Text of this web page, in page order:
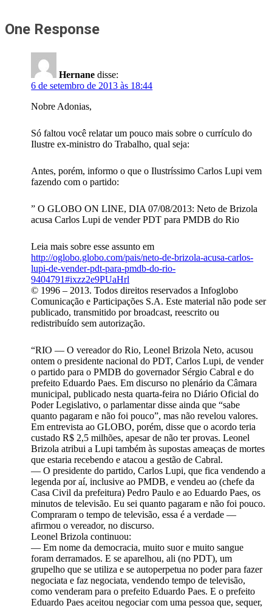
One Response
Hernane disse:
6 de setembro de 2013 às 18:44
Nobre Adonias,
Só faltou você relatar um pouco mais sobre o currículo do
Ilustre ex-ministro do Trabalho, qual seja:
Antes, porém, informo o que o Ilustríssimo Carlos Lupi vem
fazendo com o partido:
” O GLOBO ON LINE, DIA 07/08/2013: Neto de Brizola
acusa Carlos Lupi de vender PDT para PMDB do Rio
Leia mais sobre esse assunto em
http://oglobo.globo.com/pais/neto-de-brizola-acusa-carlos-
lupi-de-vender-pdt-para-pmdb-do-rio-
9404791#ixzz2e9PUaHrl
© 1996 – 2013. Todos direitos reservados a Infoglobo
Comunicação e Participações S.A. Este material não pode ser
publicado, transmitido por broadcast, reescrito ou
redistribuído sem autorização.
“RIO — O vereador do Rio, Leonel Brizola Neto, acusou
ontem o presidente nacional do PDT, Carlos Lupi, de vender
o partido para o PMDB do governador Sérgio Cabral e do
prefeito Eduardo Paes. Em discurso no plenário da Câmara
municipal, publicado nesta quarta-feira no Diário Oficial do
Poder Legislativo, o parlamentar disse ainda que “sabe
quanto pagaram e não foi pouco”, mas não revelou valores.
Em entrevista ao GLOBO, porém, disse que o acordo teria
custado R$ 2,5 milhões, apesar de não ter provas. Leonel
Brizola atribui a Lupi também às supostas ameaças de mortes
que estaria recebendo e atacou a gestão de Cabral.
— O presidente do partido, Carlos Lupi, que fica vendendo a
legenda por aí, inclusive ao PMDB, e vendeu ao (chefe da
Casa Civil da prefeitura) Pedro Paulo e ao Eduardo Paes, os
minutos de televisão. Eu sei quanto pagaram e não foi pouco.
Compraram o tempo de televisão, essa é a verdade —
afirmou o vereador, no discurso.
Leonel Brizola continuou:
— Em nome da democracia, muito suor e muito sangue
foram derramados. E se aparelhou, ali (no PDT), um
grupelho que se utiliza e se autoperpetua no poder para fazer
negociata e faz negociata, vendendo tempo de televisão,
como venderam para o prefeito Eduardo Paes. E o prefeito
Eduardo Paes aceitou negociar com uma pessoa que, sequer,